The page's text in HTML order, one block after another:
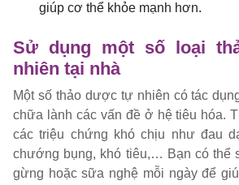
giúp cơ thể khỏe mạnh hơn.
Sử dụng một số loại
nhiên tại nhà
Một số thảo dược tự nhiên có tác
chữa lành các vấn đề ở hệ tiêu hóa.
các triệu chứng khó chịu như đau
chướng bụng, khó tiêu,… Bạn có thể
gừng hoặc sữa nghệ mỗi ngày để